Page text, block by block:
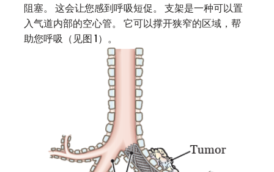
阻塞。 这会让您感到呼吸短促。 支架是一种可以置
入气道内部的空心管。 它可以撑开狭窄的区域，帮
助您呼吸（见图 1）。